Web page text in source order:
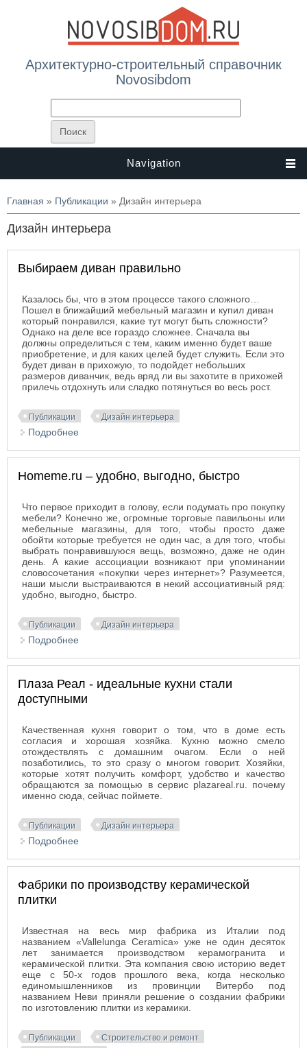
Архитектурно-строительный справочник
Novosibdom
Navigation
Вы здесь
Главная » Публикации » Дизайн интерьера
Дизайн интерьера
Выбираем диван правильно
Казалось бы, что в этом процессе такого сложного…
Пошел в ближайший мебельный магазин и купил диван
который понравился, какие тут могут быть сложности?
Однако на деле все гораздо сложнее. Сначала вы
должны определиться с тем, каким именно будет ваше
приобретение, и для каких целей будет служить. Если это
будет диван в прихожую, то подойдет небольших
размеров диванчик, ведь вряд ли вы захотите в прихожей
прилечь отдохнуть или сладко потянуться во весь рост.
Публикации Дизайн интерьера
Подробнее
Homeme.ru – удобно, выгодно, быстро
Что первое приходит в голову, если подумать про покупку
мебели? Конечно же, огромные торговые павильоны или
мебельные магазины, для того, чтобы просто даже
обойти которые требуется не один час, а для того, чтобы
выбрать понравившуюся вещь, возможно, даже не один
день. А какие ассоциации возникают при упоминании
словосочетания «покупки через интернет»? Разумеется,
наши мысли выстраиваются в некий ассоциативный ряд:
удобно, выгодно, быстро.
Публикации Дизайн интерьера
Подробнее
Плаза Реал - идеальные кухни стали
доступными
Качественная кухня говорит о том, что в доме есть
согласия и хорошая хозяйка. Кухню можно смело
отождествлять с домашним очагом. Если о ней
позаботились, то это сразу о многом говорит. Хозяйки,
которые хотят получить комфорт, удобство и качество
обращаются за помощью в сервис plazareal.ru. почему
именно сюда, сейчас поймете.
Публикации Дизайн интерьера
Подробнее
Фабрики по производству керамической
плитки
Известная на весь мир фабрика из Италии под
названием «Vallelunga Ceramica» уже не один десяток
лет занимается производством керамогранита и
керамической плитки. Эта компания свою историю ведет
еще с 50-х годов прошлого века, когда несколько
единомышленников из провинции Витербо под
названием Неви приняли решение о создании фабрики
по изготовлению плитки из керамики.
Публикации
Строительство и ремонт